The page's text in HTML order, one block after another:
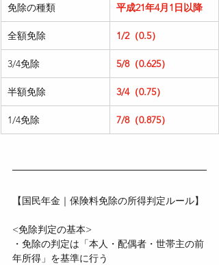
免除の種類 平成21年4月1日以降
全額免除 1/2（0.5）
3/4免除 5/8（0.625）
半額免除 3/4（0.75）
1/4免除 7/8（0.875）
【国民年金｜保険料免除の所得判定ルール】
<免除判定の基本>
・免除の判定は「本人・配偶者・世帯主の前
年所得」を基準に行う